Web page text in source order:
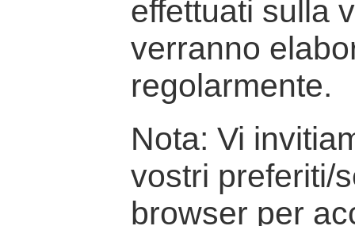
effettuati sulla
verranno
regolarmente.
Nota: Vi
vostri preferiti/
browser per